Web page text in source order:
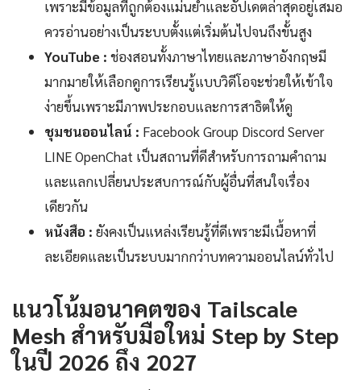
เพราะมีข้อมูลที่ถูกต้องแม่นยำและอัปเดตล่าสุดอยู่เสมอ
ควรอ่านอย่างเป็นระบบตั้งแต่เริ่มต้นไปจนถึงขั้นสูง
YouTube : ช่องสอนทั้งภาษาไทยและภาษาอังกฤษมี
มากมายให้เลือกดูการเรียนรู้แบบวิดีโอจะช่วยให้เข้าใจ
ง่ายขึ้นเพราะมีภาพประกอบและการสาธิตให้ดู
ชุมชนออนไลน์ : Facebook Group Discord Server
LINE OpenChat เป็นสถานที่ดีสำหรับการถามคำถาม
และแลกเปลี่ยนประสบการณ์กับผู้อื่นที่สนใจเรื่อง
เดียวกัน
หนังสือ : ยังคงเป็นแหล่งเรียนรู้ที่ดีเพราะมีเนื้อหาที่
ละเอียดและเป็นระบบมากกว่าบทความออนไลน์ทั่วไป
แนวโน้มอนาคตของ Tailscale
Mesh สำหรับมือใหม่ Step by Step
ในปี 2026 ถึง 2027